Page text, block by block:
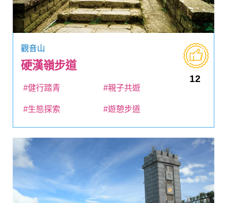
觀音山
硬漢嶺步道
12
#健行踏青 #親子共遊
#生態探索 #遊憩步道